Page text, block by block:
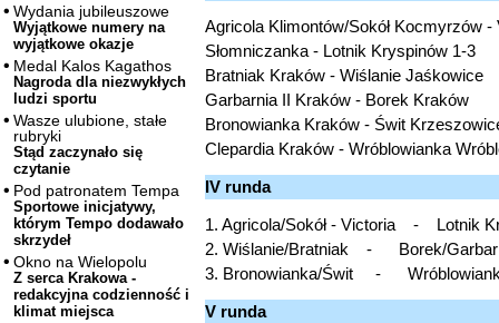
Wydania jubileuszowe
Wyjątkowe numery na
wyjątkowe okazje
Medal Kalos Kagathos
Nagroda dla niezwykłych
ludzi sportu
Wasze ulubione, stałe
rubryki
Stąd zaczynało się
czytanie
Pod patronatem Tempa
Sportowe inicjatywy,
którym Tempo dodawało
skrzydeł
Okno na Wielopolu
Z serca Krakowa -
redakcyjna codzienność i
klimat miejsca
Agricola Klimontów/Sokół Kocmyrzów
Słomniczanka - Lotnik Kryspinów 1-3
Bratniak Kraków - Wiślanie Jaśkowice
Garbarnia II Kraków - Borek Kraków
Bronowianka Kraków - Świt
Clepardia Kraków - Wróblowianka
IV runda
1. Agricola/Sokół - Victoria - Lotnik
2. Wiślanie/Bratniak - Borek/
3. Bronowianka/Świt -
V runda